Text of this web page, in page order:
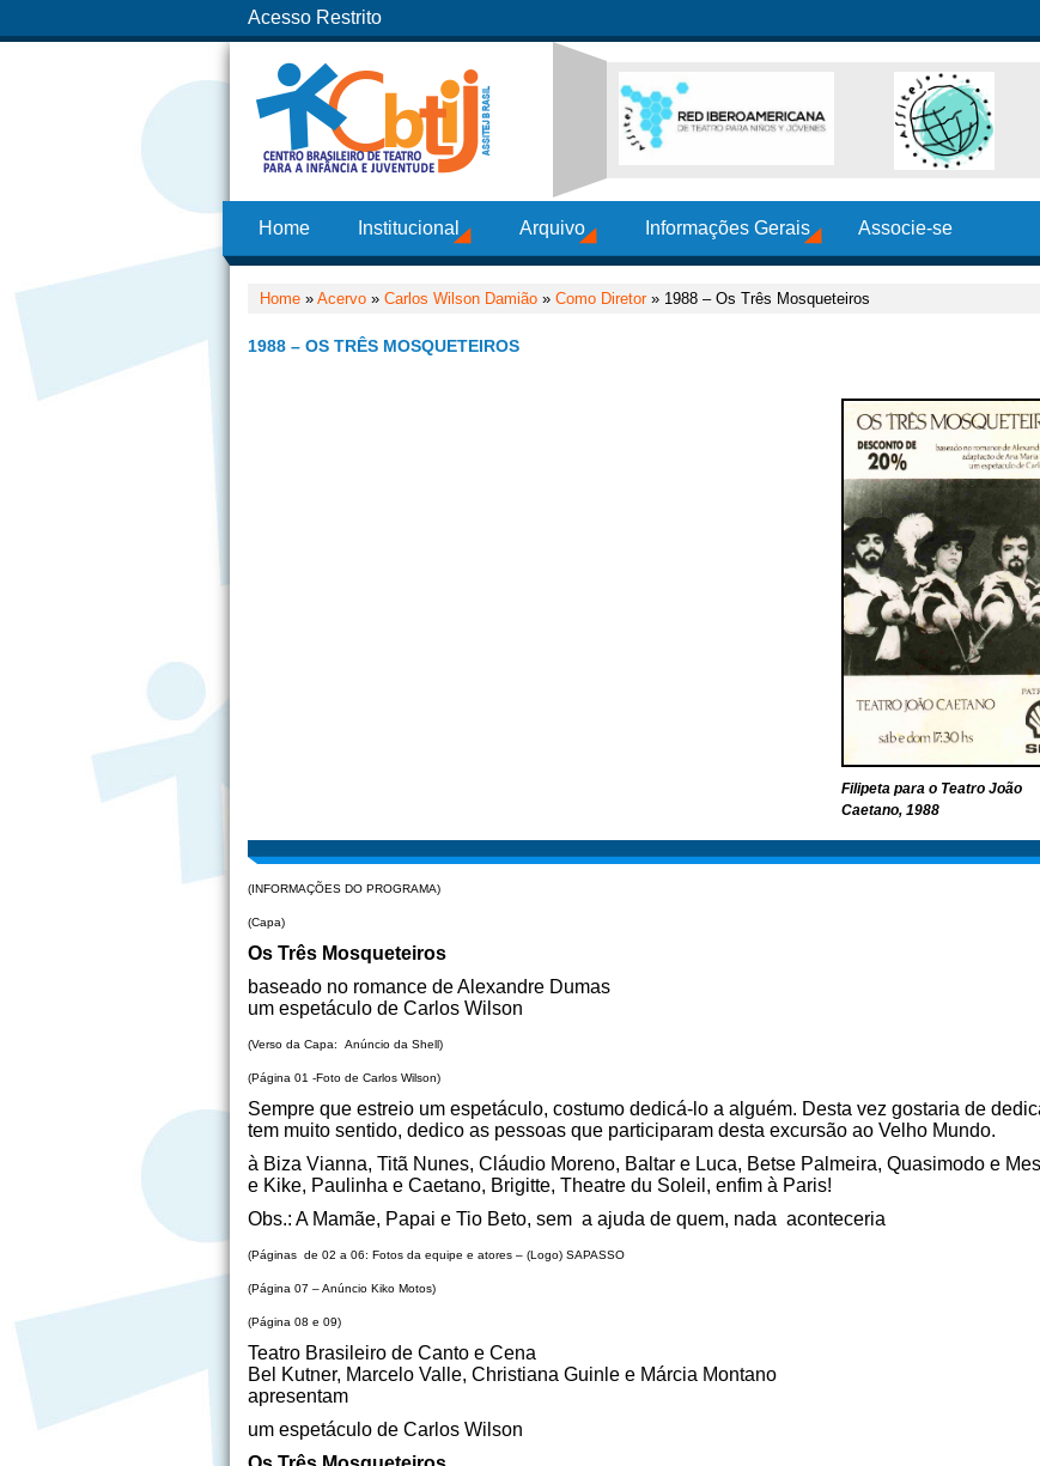
Acesso Restrito
Home Institucional Arquivo Informações Gerais Associe-se
Home » Acervo » Carlos Wilson Damião » Como Diretor» 1988 – Os Três Mosqueteiros
1988 – OS TRÊS MOSQUETEIROS
Filipeta para o Teatro João
Caetano, 1988
(INFORMAÇÕES DO PROGRAMA)
(Capa)
Os Três Mosqueteiros
baseado no romance de Alexandre Dumas
um espetáculo de Carlos Wilson
(Verso da Capa: Anúncio da Shell)
(Página 01 -Foto de Carlos Wilson)
Sempre que estreio um espetáculo, costumo dedicá-lo a alguém. Desta vez gostaria de
tem muito sentido, dedico as pessoas que participaram desta excursão ao Velho Mundo.
à Biza Vianna, Titã Nunes, Cláudio Moreno, Baltar e Luca, Betse Palmeira, Quasimodo e
e Kike, Paulinha e Caetano, Brigitte, Theatre du Soleil, enfim à Paris!
Obs.: A Mamãe, Papai e Tio Beto, sem a ajuda de quem, nada aconteceria
(Páginas de 02 a 06: Fotos da equipe e atores – (Logo) SAPASSO
(Página 07 – Anúncio Kiko Motos)
(Página 08 e 09)
Teatro Brasileiro de Canto e Cena
Bel Kutner, Marcelo Valle, Christiana Guinle e Márcia Montano
apresentam
um espetáculo de Carlos Wilson